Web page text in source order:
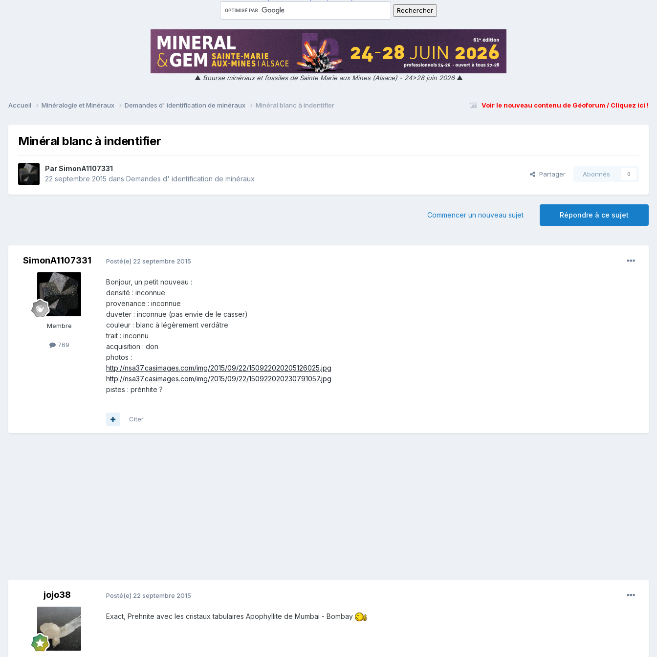
▲ Bourse minéraux et fossiles de Sainte Marie aux Mines (Alsace) - 24>28 juin 2026▲
Voir le nouveau contenu de Géoforum / Cliquez ici !
Accueil Minéralogie et Minéraux Demandes d' identification de minéraux Minéral blanc à indentifier
Minéral blanc à indentifier
ParSimonA1107331
22 septembre 2015 dans Demandes d' identification de minéraux
Partager Abonnés 0
Répondre à ce sujet
Commencer un nouveau sujet
SimonA1107331
Membre
769
Posté(e) 22 septembre 2015
Bonjour, un petit nouveau :
densité : inconnue
provenance : inconnue
duveter : inconnue (pas envie de le casser)
couleur : blanc à légèrement verdâtre
trait : inconnu
acquisition : don
photos :
http://nsa37.casimages.com/img/2015/09/22/150922020205126025.jpg
http://nsa37.casimages.com/img/2015/09/22/150922020230791057.jpg
pistes : prénhite ?
Citer
jojo38 Posté(e) 22 septembre 2015
Exact, Prehnite avec les cristaux tabulaires Apophyllite de Mumbai - Bombay